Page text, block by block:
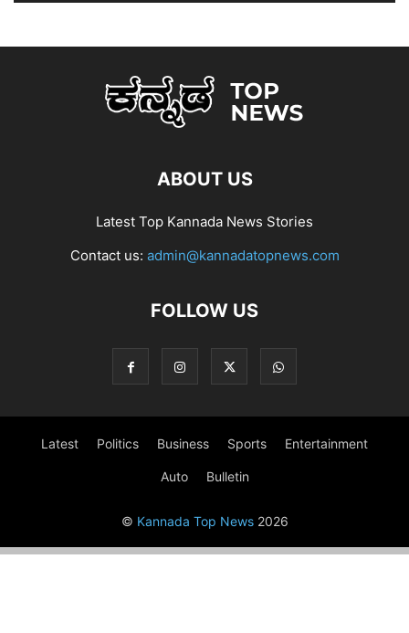
ABOUT US
Latest Top Kannada News Stories
Contact us: admin@kannadatopnews.com
FOLLOW US
Latest Politics Business Sports Entertainment
Auto Bulletin
© Kannada Top News2026